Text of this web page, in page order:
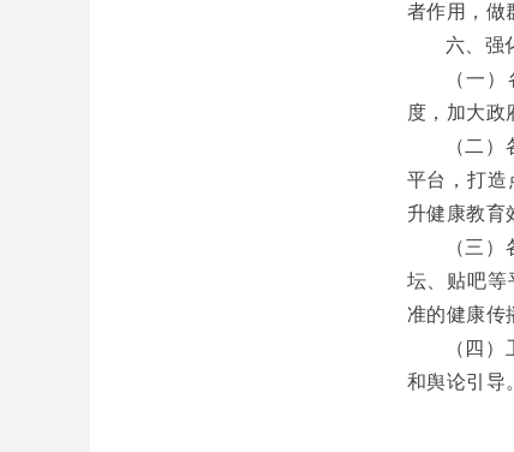
者作用，做
六、强
（一
度，加大政
（二
平台，打造
升健康教育
（三
坛、贴吧
准的健康传
（四
和舆论引导